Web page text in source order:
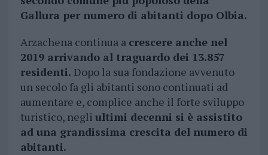
Gallura per numero di abitanti dopo Olbia.
Arzachena continua a crescere anche nel
2019 arrivando al traguardo dei 13.857
residenti. Dopo la sua fondazione avvenuto
un secolo fa gli abitanti sono continuati ad
aumentare e, complice anche il forte sviluppo
turistico, negli ultimi decenni si è assistito
ad una grandissima crescita del numero di
abitanti.